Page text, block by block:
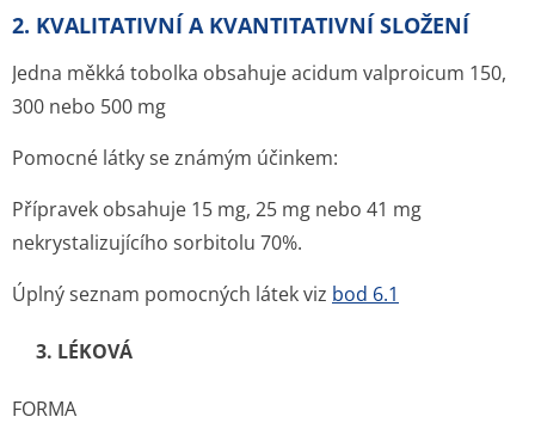
2. KVALITATIVNÍ A KVANTITATIVNÍ SLOŽENÍ
Jedna měkká tobolka obsahuje acidum valproicum 150,
300 nebo 500 mg
Pomocné látky se známým účinkem:
Přípravek obsahuje 15 mg, 25 mg nebo 41 mg
nekrystalizujícího sorbitolu 70%.
Úplný seznam pomocných látek viz bod 6.1
3. LÉKOVÁ
FORMA